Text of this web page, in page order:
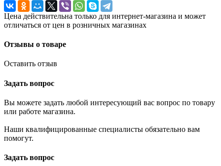
Цена действительна только для интернет-магазина и может
отличаться от цен в розничных магазинах
Отзывы о товаре
Оставить отзыв
Задать вопрос
Вы можете задать любой интересующий вас вопрос по товару
или работе магазина.
Наши квалифицированные специалисты обязательно вам
помогут.
Задать вопрос